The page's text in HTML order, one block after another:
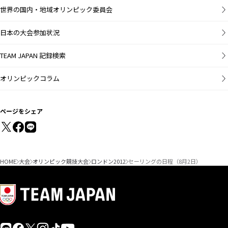
世界の国内・地域オリンピック委員会
日本の大会参加状況
TEAM JAPAN 記録検索
オリンピックコラム
ページをシェア
HOME 大会 オリンピック競技大会 ロンドン2012 セーリングの日程（8月2日）